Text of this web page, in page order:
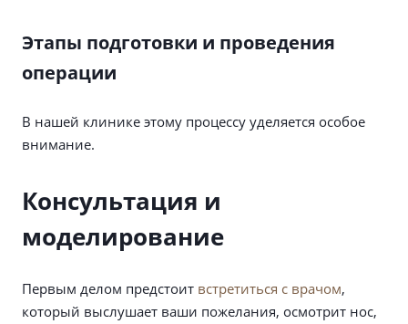
Этапы подготовки и проведения
операции
В нашей клинике этому процессу уделяется особое
внимание.
Консультация и
моделирование
Первым делом предстоит встретиться с врачом,
который выслушает ваши пожелания, осмотрит нос,